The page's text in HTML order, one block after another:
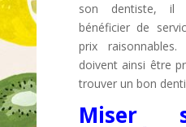
son dentiste, il
bénéficier de
prix raisonnables.
doivent ainsi être
trouver un bon
Miser